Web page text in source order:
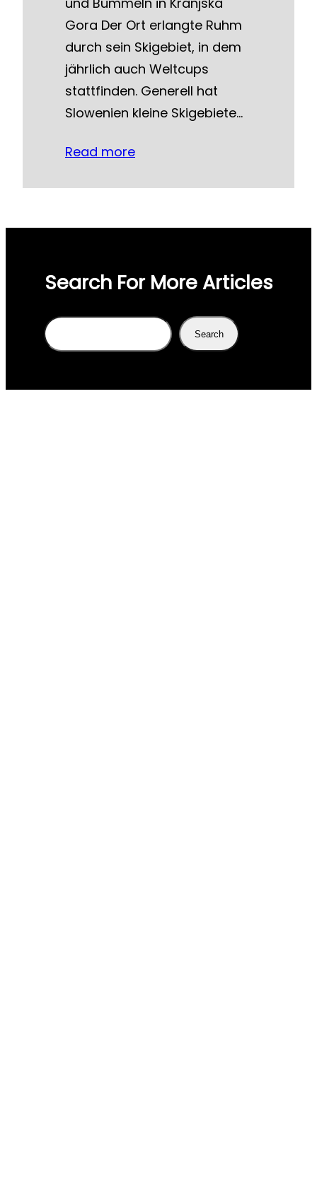
Gora Der Ort erlangte Ruhm
durch sein Skigebiet, in dem
jährlich auch Weltcups
stattfinden. Generell hat
Slowenien kleine Skigebiete…
Read more
Search For More Articles
Search Search